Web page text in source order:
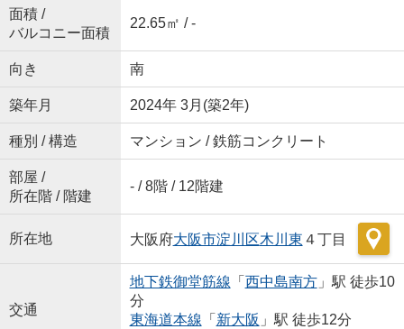
面積 /
バルコニー面積
22.65㎡ / -
向き 南
築年月 2024年 3月(築2年)
種別 / 構造 マンション / 鉄筋コンクリート
部屋 /
所在階 / 階建
- / 8階 / 12階建
所在地 大阪府大阪市淀川区木川東 ４丁目
交通
地下鉄御堂筋線 「 西中島南方」駅 徒歩10
分
東海道本線 「 新大阪 」駅 徒歩12分